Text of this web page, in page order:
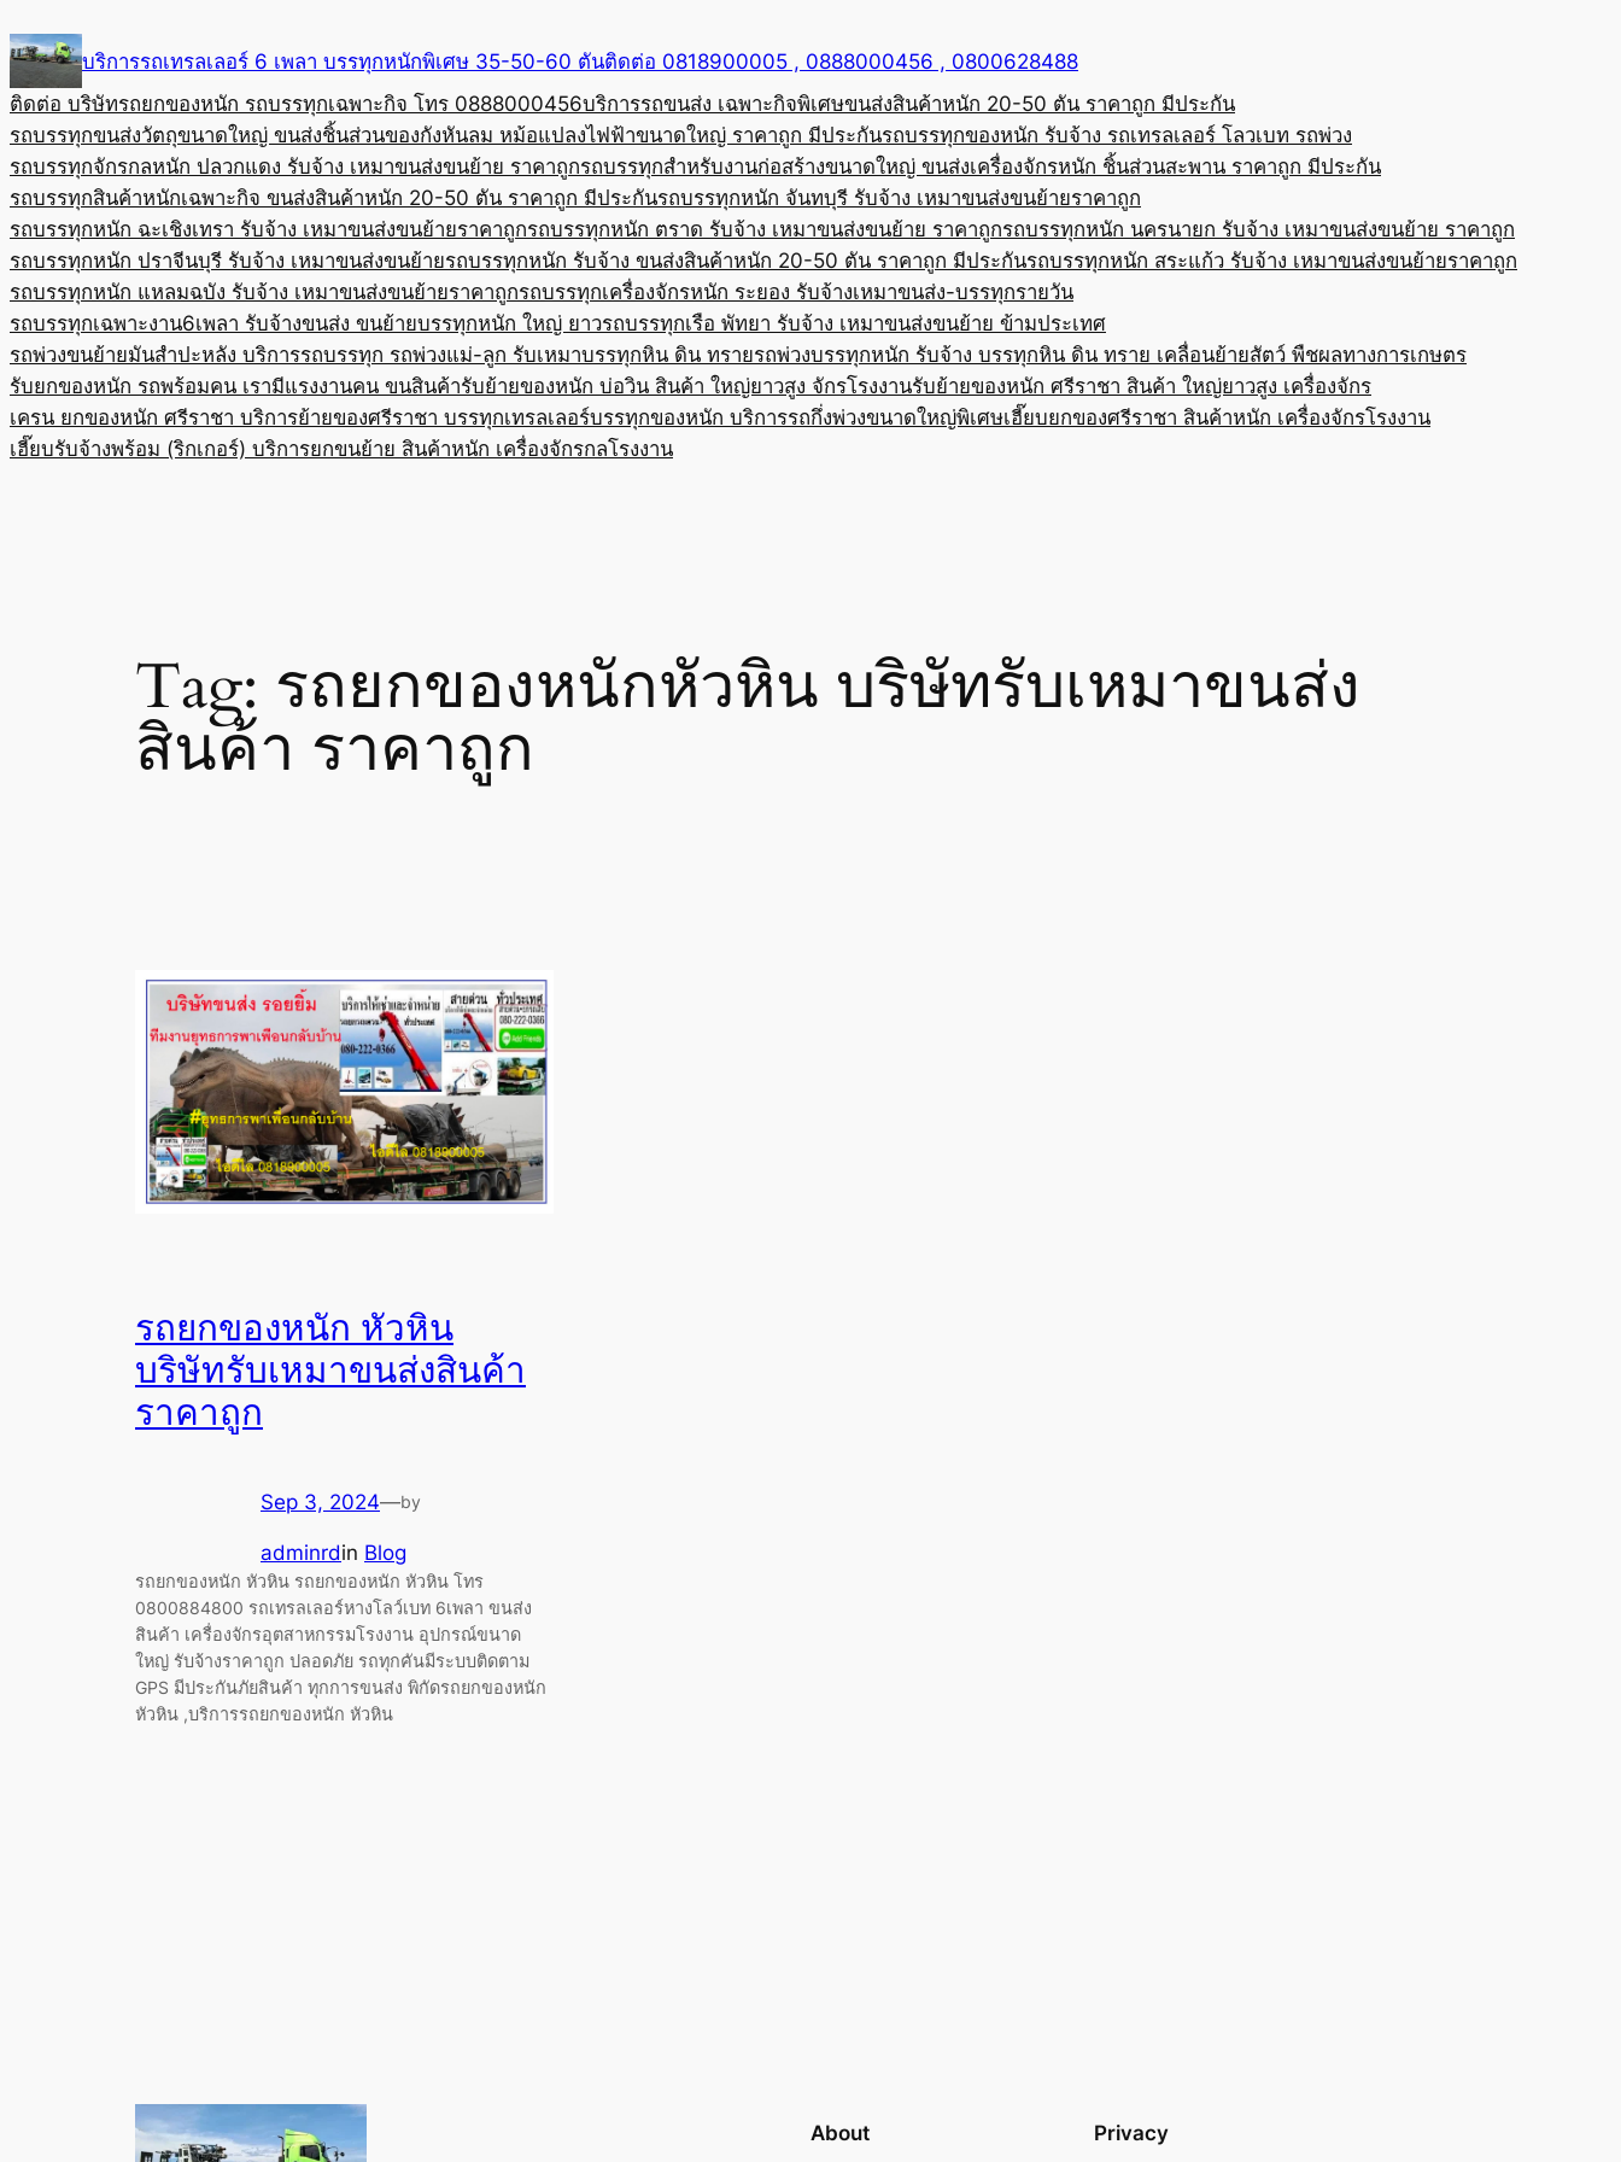
to
content
บริการรถเทรลเลอร์ 6 เพลา บรรทุกหนักพิเศษ 35-50-60 ตันติดต่อ 0818900005 , 0888000456 , 0800628488
ติดต่อ บริษัทรถยกของหนัก รถบรรทุกเฉพาะกิจ โทร 0888000456บริการรถขนส่ง เฉพาะกิจพิเศษขนส่งสินค้าหนัก 20-50 ตัน ราคาถูก มีประกัน
รถบรรทุกขนส่งวัตถุขนาดใหญ่ ขนส่งชิ้นส่วนของกังหันลม หม้อแปลงไฟฟ้าขนาดใหญ่ ราคาถูก มีประกันรถบรรทุกของหนัก รับจ้าง รถเทรลเลอร์ โลวเบท รถพ่วง
รถบรรทุกจักรกลหนัก ปลวกแดง รับจ้าง เหมาขนส่งขนย้าย ราคาถูกรถบรรทุกสำหรับงานก่อสร้างขนาดใหญ่ ขนส่งเครื่องจักรหนัก ชิ้นส่วนสะพาน ราคาถูก มีประกัน
รถบรรทุกสินค้าหนักเฉพาะกิจ ขนส่งสินค้าหนัก 20-50 ตัน ราคาถูก มีประกันรถบรรทุกหนัก จันทบุรี รับจ้าง เหมาขนส่งขนย้ายราคาถูก
รถบรรทุกหนัก ฉะเชิงเทรา รับจ้าง เหมาขนส่งขนย้ายราคาถูกรถบรรทุกหนัก ตราด รับจ้าง เหมาขนส่งขนย้าย ราคาถูกรถบรรทุกหนัก นครนายก รับจ้าง เหมาขนส่งขนย้าย ราคาถูก
รถบรรทุกหนัก ปราจีนบุรี รับจ้าง เหมาขนส่งขนย้ายรถบรรทุกหนัก รับจ้าง ขนส่งสินค้าหนัก 20-50 ตัน ราคาถูก มีประกันรถบรรทุกหนัก สระแก้ว รับจ้าง เหมาขนส่งขนย้ายราคาถูก
รถบรรทุกหนัก แหลมฉบัง รับจ้าง เหมาขนส่งขนย้ายราคาถูกรถบรรทุกเครื่องจักรหนัก ระยอง รับจ้างเหมาขนส่ง-บรรทุกรายวัน
รถบรรทุกเฉพาะงาน6เพลา รับจ้างขนส่ง ขนย้ายบรรทุกหนัก ใหญ่ ยาวรถบรรทุกเรือ พัทยา รับจ้าง เหมาขนส่งขนย้าย ข้ามประเทศ
รถพ่วงขนย้ายมันสำปะหลัง บริการรถบรรทุก รถพ่วงแม่-ลูก รับเหมาบรรทุกหิน ดิน ทรายรถพ่วงบรรทุกหนัก รับจ้าง บรรทุกหิน ดิน ทราย เคลื่อนย้ายสัตว์ พืชผลทางการเกษตร
รับยกของหนัก รถพร้อมคน เรามีแรงงานคน ขนสินค้ารับย้ายของหนัก บ่อวิน สินค้า ใหญ่ยาวสูง จักรโรงงานรับย้ายของหนัก ศรีราชา สินค้า ใหญ่ยาวสูง เครื่องจักร
เครน ยกของหนัก ศรีราชา บริการย้ายของศรีราชา บรรทุกเทรลเลอร์บรรทุกของหนัก บริการรถกึ่งพ่วงขนาดใหญ่พิเศษเฮี๊ยบยกของศรีราชา สินค้าหนัก เครื่องจักรโรงงาน
เฮี๊ยบรับจ้างพร้อม (ริกเกอร์) บริการยกขนย้าย สินค้าหนัก เครื่องจักรกลโรงงาน
Tag: รถยกของหนักหัวหิน บริษัทรับเหมาขนส่ง
สินค้า ราคาถูก
รถยกของหนัก หัวหิน
บริษัทรับเหมาขนส่งสินค้า
ราคาถูก
Sep 3, 2024—by
adminrdin Blog
รถยกของหนัก หัวหิน รถยกของหนัก หัวหิน โทร
0800884800 รถเทรลเลอร์หางโลว์เบท 6เพลา ขนส่ง
สินค้า เครื่องจักรอุตสาหกรรมโรงงาน อุปกรณ์ขนาด
ใหญ่ รับจ้างราคาถูก ปลอดภัย รถทุกคันมีระบบติดตาม
GPS มีประกันภัยสินค้า ทุกการขนส่ง พิกัดรถยกของหนัก
หัวหิน ,บริการรถยกของหนัก หัวหิน
About Privacy